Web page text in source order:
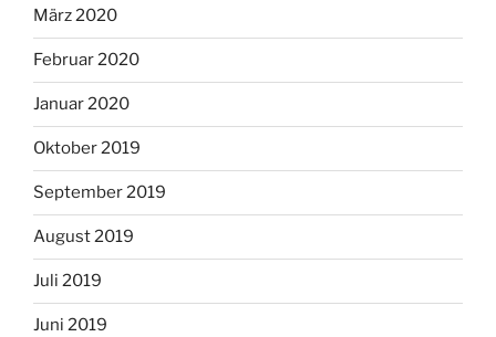
März 2020
Februar 2020
Januar 2020
Oktober 2019
September 2019
August 2019
Juli 2019
Juni 2019